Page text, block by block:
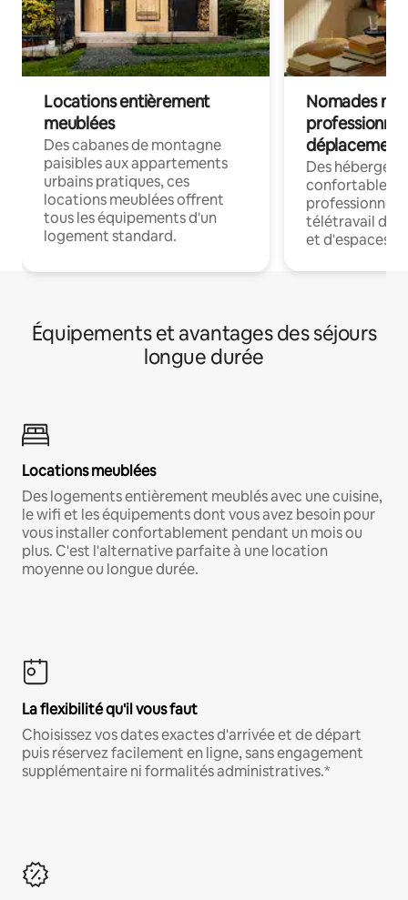
Locations entièrement
meublées
Des cabanes de montagne
paisibles aux appartements
urbains pratiques, ces
locations meublées offrent
tous les équipements d'un
logement standard.
Nomades
déplacement
Des
confortables
professionnels
télétravail
et d'espaces
Équipements et avantages des séjours
longue durée
Locations meublées
Des logements entièrement meublés avec une cuisine,
le wifi et les équipements dont vous avez besoin pour
vous installer confortablement pendant un mois ou
plus. C'est l'alternative parfaite à une location
moyenne ou longue durée.
La flexibilité qu'il vous faut
Choisissez vos dates exactes d'arrivée et de départ
puis réservez facilement en ligne, sans engagement
supplémentaire ni formalités administratives.*